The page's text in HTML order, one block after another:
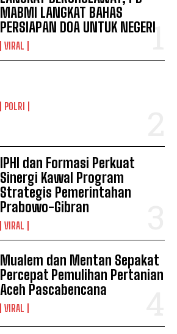
MABMI LANGKAT BAHAS
PERSIAPAN DOA UNTUK NEGERI
VIRAL
POLRI
IPHI dan Formasi Perkuat
Sinergi Kawal Program
Strategis Pemerintahan
Prabowo-Gibran
VIRAL
Mualem dan Mentan Sepakat
Percepat Pemulihan Pertanian
Aceh Pascabencana
VIRAL